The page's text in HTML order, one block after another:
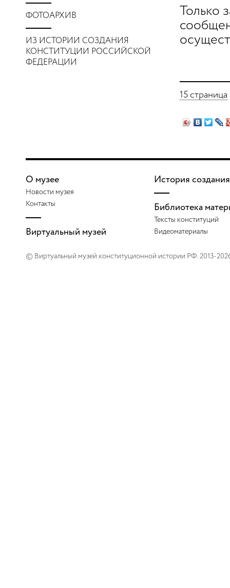
ФОТОАРХИВ
ИЗ ИСТОРИИ СОЗДАНИЯ
КОНСТИТУЦИИ РОССИЙСКОЙ
ФЕДЕРАЦИИ
Только
15 страница
О музее
Новости музея
Контакты
Виртуальный музей
История создания
Библиотека
Тексты конституций
Видеоматериалы
© Виртуальный музей конституционной истории РФ. 2013-